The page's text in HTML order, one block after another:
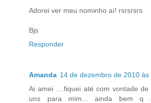
Adorei ver meu nominho aí! rsrsrsrs
Bjs
Responder
Amanda 14 de dezembro de 2010 às
Ai amei ....fiquei até com vontade
uns para mim... ainda bem q